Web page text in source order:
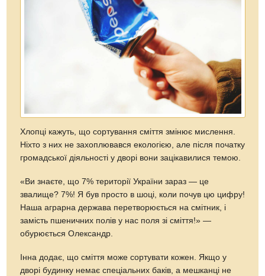
Хлопці кажуть, що сортування сміття змінює мислення.
Ніхто з них не захоплювався екологією, але після початку
громадської діяльності у дворі вони зацікавилися темою.
«Ви знаєте, що 7% території України зараз — це
звалище? 7%! Я був просто в шоці, коли почув цю цифру!
Наша аграрна держава перетворюється на смітник, і
замість пшеничних полів у нас поля зі сміття!» —
обурюється Олександр.
Інна додає, що сміття може сортувати кожен. Якщо у
дворі будинку немає спеціальних баків, а мешканці не